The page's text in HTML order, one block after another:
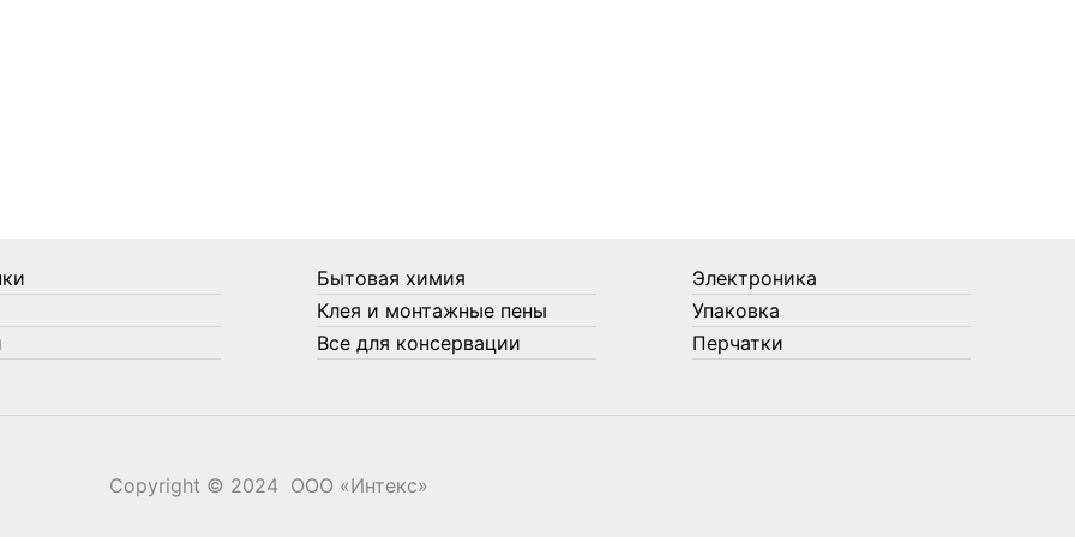
Бытовая химия
Клея и монтажные пены
Все для консервации
Электроника
Упаковка
Перчатки
Copyright © 2024 ООО «‎Интекс»‎